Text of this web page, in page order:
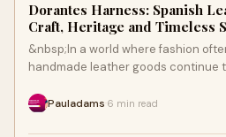
Dorantes Harness: Spanish
Craft, Heritage and Timeless
&nbsp;In a world where fashion
handmade leather goods continue
different: quality, permanence and
Pauladams 6 min read